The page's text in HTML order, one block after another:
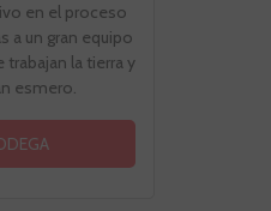
en el proceso
a un gran equipo
la tierra y
esmero.